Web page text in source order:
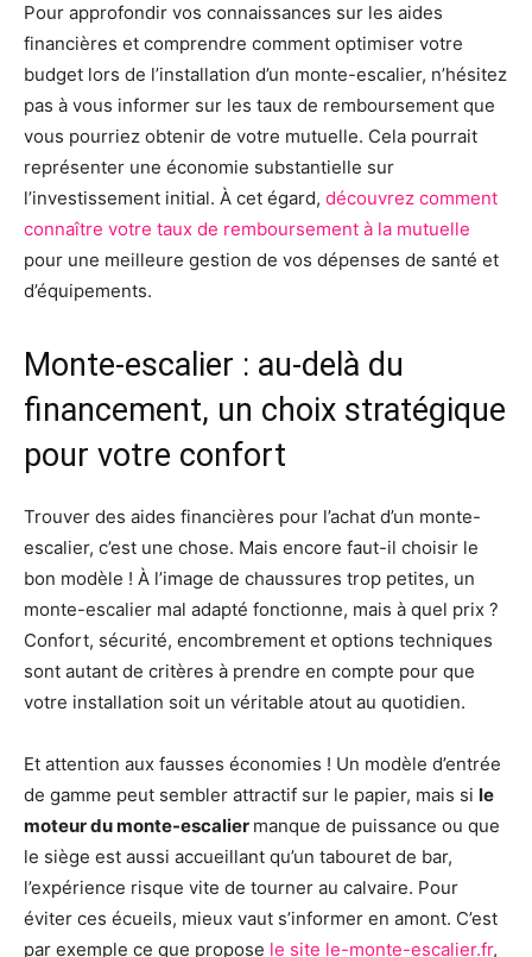
Pour approfondir vos connaissances sur les aides
financières et comprendre comment optimiser votre
budget lors de l’installation d’un monte-escalier, n’hésitez
pas à vous informer sur les taux de remboursement que
vous pourriez obtenir de votre mutuelle. Cela pourrait
représenter une économie substantielle sur
l’investissement initial. À cet égard, découvrez comment
connaître votre taux de remboursement à la mutuelle
pour une meilleure gestion de vos dépenses de santé et
d’équipements.
Monte-escalier : au-delà du
financement, un choix stratégique
pour votre confort
Trouver des aides financières pour l’achat d’un monte-
escalier, c’est une chose. Mais encore faut-il choisir le
bon modèle ! À l’image de chaussures trop petites, un
monte-escalier mal adapté fonctionne, mais à quel prix ?
Confort, sécurité, encombrement et options techniques
sont autant de critères à prendre en compte pour que
votre installation soit un véritable atout au quotidien.
Et attention aux fausses économies ! Un modèle d’entrée
de gamme peut sembler attractif sur le papier, mais si le
moteur du monte-escalier manque de puissance ou que
le siège est aussi accueillant qu’un tabouret de bar,
l’expérience risque vite de tourner au calvaire. Pour
éviter ces écueils, mieux vaut s’informer en amont. C’est
par exemple ce que propose le site le-monte-escalier.fr,